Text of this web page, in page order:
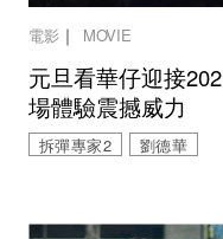
電影 ｜ MOVIE
元旦看華仔迎接
場體驗震撼威力
拆彈專家2 劉德華